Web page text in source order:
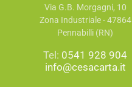
Via G.B. Morgagni, 10
Zona Industriale - 47864
Pennabilli (RN)
Tel: 0541 928 904
info@cesacarta.it